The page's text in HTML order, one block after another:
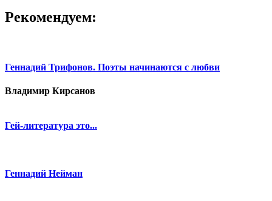
Рекомендуем:
Геннадий Трифонов. Поэты начинаются с любви
Владимир Кирсанов
Гей-литература это...
Геннадий Нейман